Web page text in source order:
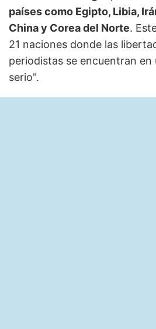
países como Egipto, Libia,
China y Corea del Norte.
21 naciones donde las
periodistas se encuentran
serio".